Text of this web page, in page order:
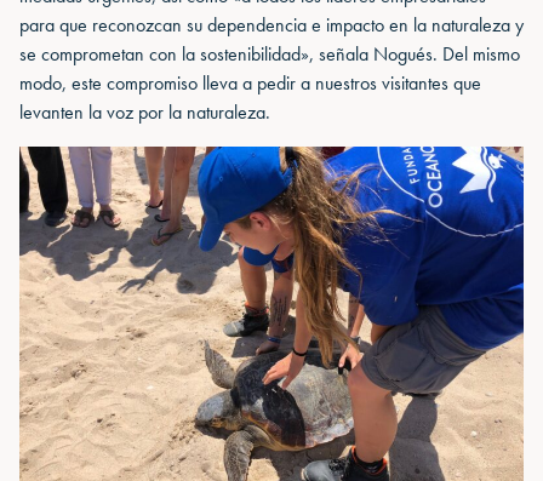
para que reconozcan su dependencia e impacto en la naturaleza y
se comprometan con la sostenibilidad», señala Nogués. Del mismo
modo, este compromiso lleva a pedir a nuestros visitantes que
levanten la voz por la naturaleza.